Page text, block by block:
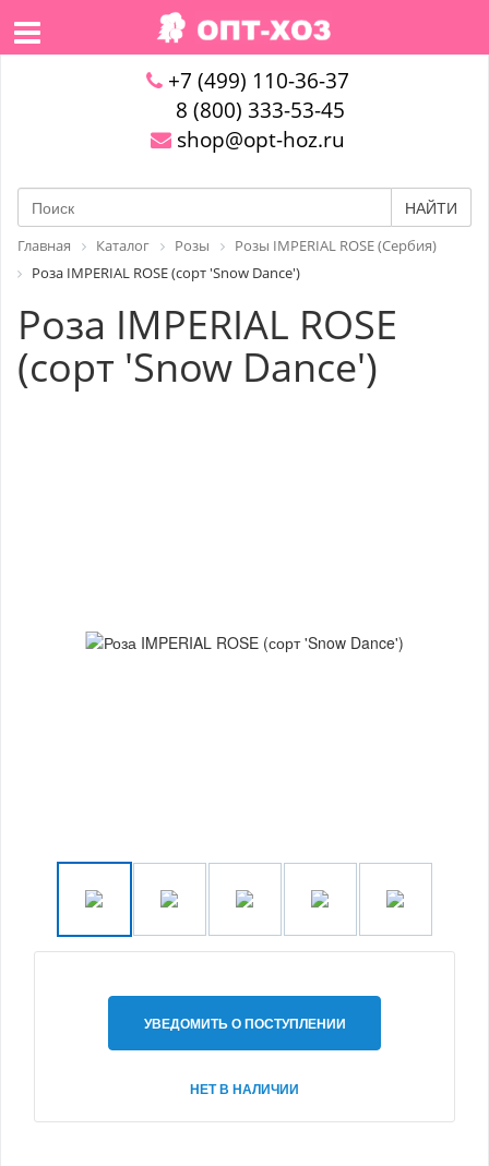
+7 (499) 110-36-37
8 (800) 333-53-45
shop@opt-hoz.ru
НАЙТИ
Главная Каталог Розы
Розы IMPERIAL ROSE (Сербия)
Роза IMPERIAL ROSE (сорт 'Snow Dance')
Роза IMPERIAL ROSE
(сорт 'Snow Dance')
УВЕДОМИТЬ О ПОСТУПЛЕНИИ
НЕТ В НАЛИЧИИ